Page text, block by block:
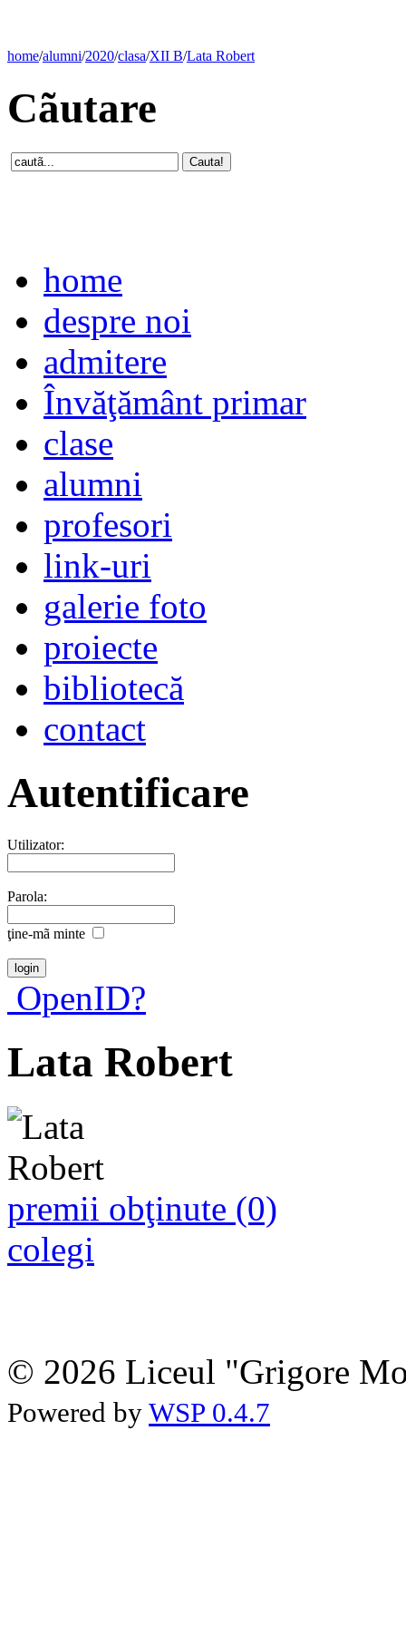
home/alumni/2020/clasa/XII B/Lata Robert
Cãutare
home
despre noi
admitere
Învăţământ primar
clase
alumni
profesori
link-uri
galerie foto
proiecte
bibliotecă
contact
Autentificare
Utilizator:
Parola:
ţine-mã minte
OpenID?
Lata Robert
premii obţinute (0)
colegi
© 2026 Liceul "Grigore
Powered by WSP 0.4.7